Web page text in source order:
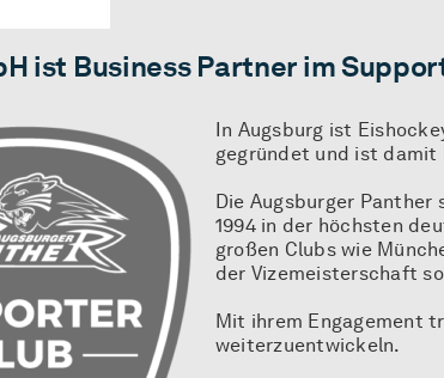
ist Business Partner im
In Augsburg ist
gegründet und ist
Die Augsburger Panther
1994 in der höchsten
großen Clubs wie
der Vizemeisterschaft
Mit ihrem Engagement
weiterzuentwickeln.